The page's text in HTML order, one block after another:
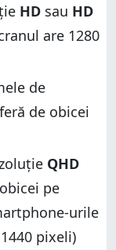
HD sau HD
are 1280
de
de obicei
QHD
pe
urile
pixeli)